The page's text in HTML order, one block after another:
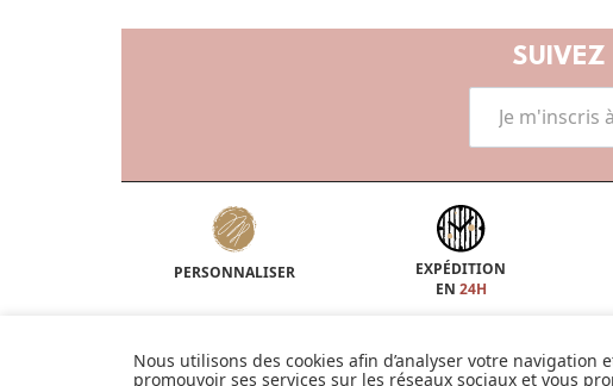
SUIVEZ
PERSONNALISER
EXPÉDITION
EN 24H
INFORMATIONS
À PROPOS
Nous utilisons des cookies afin d’analyser votre navigation
promouvoir ses services sur les réseaux sociaux et vous